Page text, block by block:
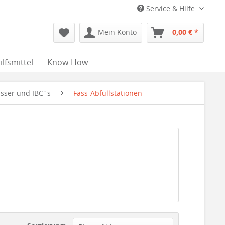
Service & Hilfe
Mein Konto 0,00 € *
Know-How
und IBC´s Fass-Abfüllstationen